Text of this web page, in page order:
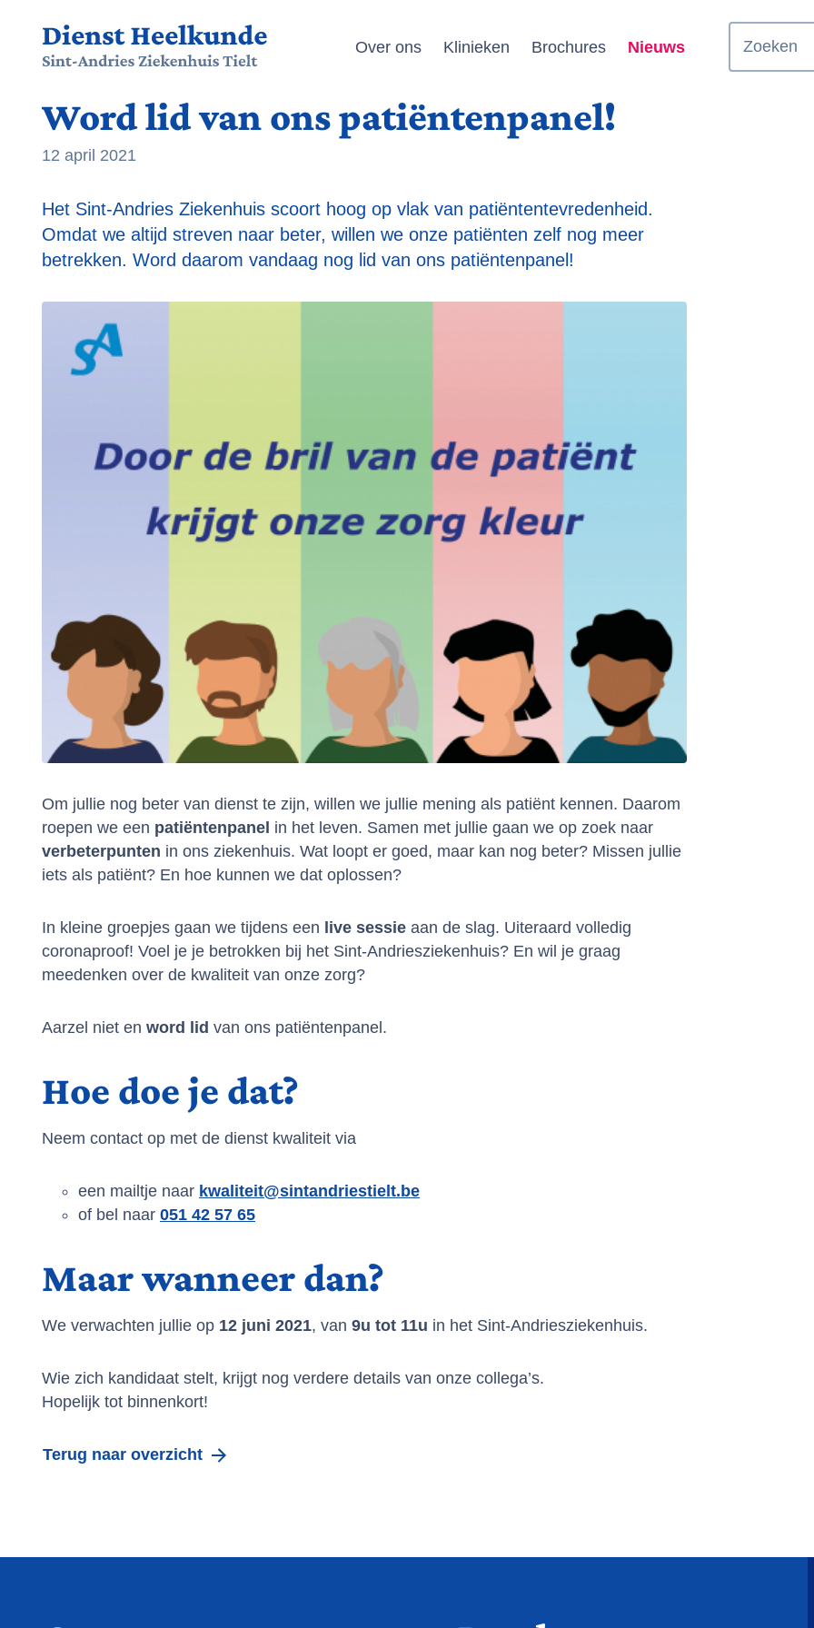
Ga naar inhoud
Menu
Over ons Klinieken Brochures Nieuws
Word lid van ons patiëntenpanel!
12 april 2021
Het Sint-Andries Ziekenhuis scoort hoog op vlak van patiëntentevredenheid.
Omdat we altijd streven naar beter, willen we onze patiënten zelf nog meer
betrekken. Word daarom vandaag nog lid van ons patiëntenpanel!
Om jullie nog beter van dienst te zijn, willen we jullie mening als patiënt kennen. Daarom
roepen we een patiëntenpanel in het leven. Samen met jullie gaan we op zoek naar
verbeterpunten in ons ziekenhuis. Wat loopt er goed, maar kan nog beter? Missen jullie
iets als patiënt? En hoe kunnen we dat oplossen?
In kleine groepjes gaan we tijdens een live sessie aan de slag. Uiteraard volledig
coronaproof! Voel je je betrokken bij het Sint-Andriesziekenhuis? En wil je graag
meedenken over de kwaliteit van onze zorg?
Aarzel niet en word lid van ons patiëntenpanel.
Hoe doe je dat?
Neem contact op met de dienst kwaliteit via
een mailtje naar kwaliteit@sintandriestielt.be
of bel naar 051 42 57 65
Maar wanneer dan?
We verwachten jullie op 12 juni 2021, van 9u tot 11u in het Sint-Andriesziekenhuis.
Wie zich kandidaat stelt, krijgt nog verdere details van onze collega’s.
Hopelijk tot binnenkort!
Terug naar overzicht